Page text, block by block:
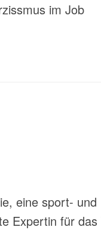
im Job
eine sport- und
Expertin für